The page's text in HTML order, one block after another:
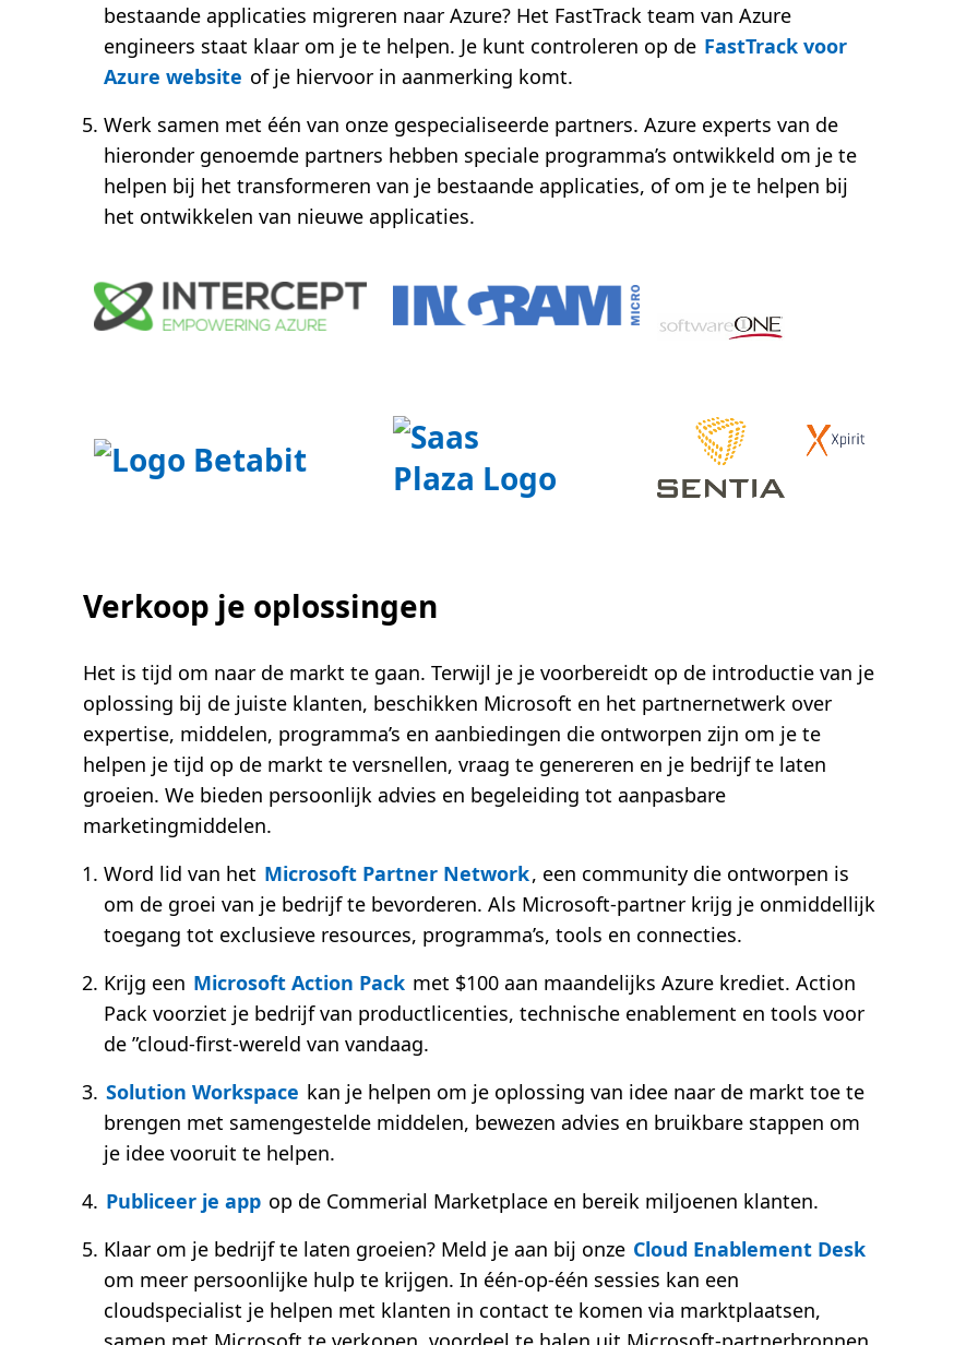
bestaande applicaties migreren naar Azure? Het FastTrack team van Azure
engineers staat klaar om je te helpen. Je kunt controleren op de FastTrack voor
Azure website of je hiervoor in aanmerking komt.
Werk samen met één van onze gespecialiseerde partners. Azure experts van de
hieronder genoemde partners hebben speciale programma’s ontwikkeld om je te
helpen bij het transformeren van je bestaande applicaties, of om je te helpen bij
het ontwikkelen van nieuwe applicaties.
Verkoop je oplossingen
Het is tijd om naar de markt te gaan. Terwijl je je voorbereidt op de introductie van je
oplossing bij de juiste klanten, beschikken Microsoft en het partnernetwerk over
expertise, middelen, programma’s en aanbiedingen die ontworpen zijn om je te
helpen je tijd op de markt te versnellen, vraag te genereren en je bedrijf te laten
groeien. We bieden persoonlijk advies en begeleiding tot aanpasbare
marketingmiddelen.
Word lid van het Microsoft Partner Network, een community die ontworpen is
om de groei van je bedrijf te bevorderen. Als Microsoft-partner krijg je onmiddellijk
toegang tot exclusieve resources, programma’s, tools en connecties.
Krijg een Microsoft Action Pack met $100 aan maandelijks Azure krediet. Action
Pack voorziet je bedrijf van productlicenties, technische enablement en tools voor
de ”cloud-first-wereld van vandaag.
Solution Workspace kan je helpen om je oplossing van idee naar de markt toe te
brengen met samengestelde middelen, bewezen advies en bruikbare stappen om
je idee vooruit te helpen.
Publiceer je app op de Commerial Marketplace en bereik miljoenen klanten.
Klaar om je bedrijf te laten groeien? Meld je aan bij onze Cloud Enablement Desk
om meer persoonlijke hulp te krijgen. In één-op-één sessies kan een
cloudspecialist je helpen met klanten in contact te komen via marktplaatsen,